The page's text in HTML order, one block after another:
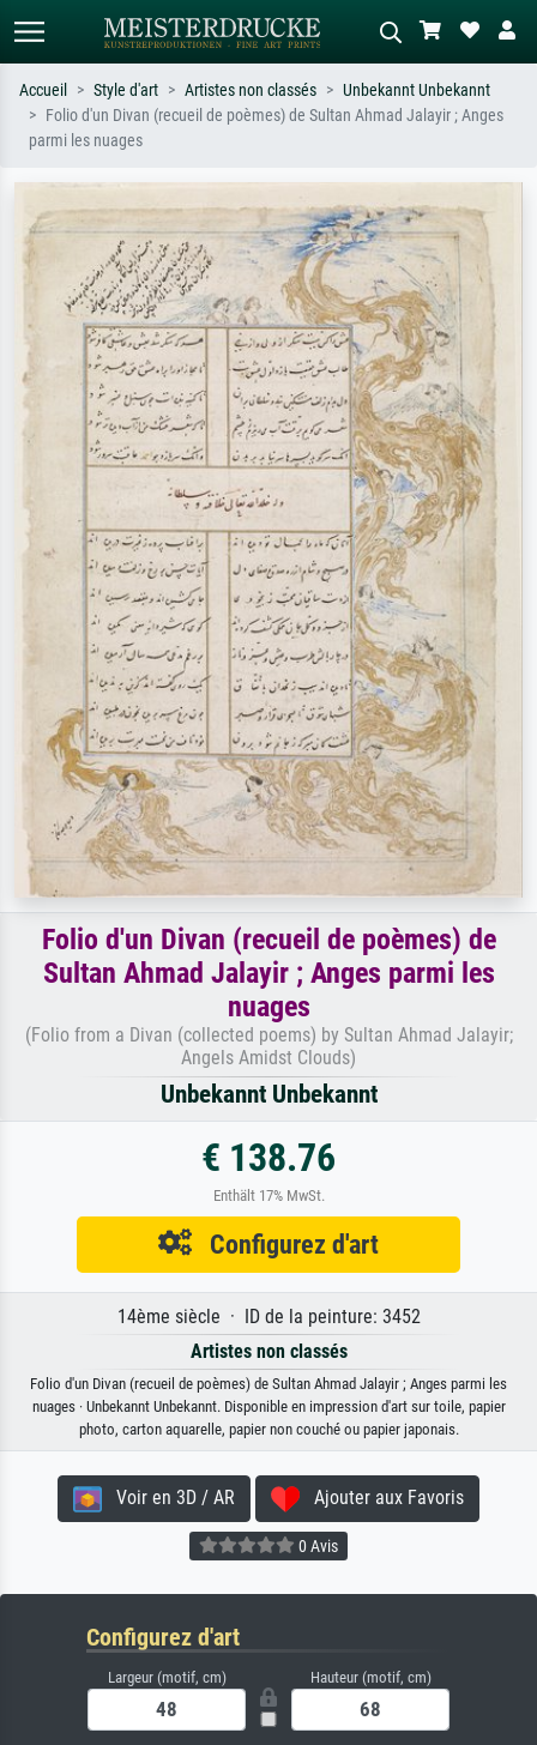
Recherche standard
impressionnisme, vague de Hokusai,
nu.
tableau sombre, nu debout près d'un
arbre.
Accueil Style d'art Artistes non classés
Unbekannt Unbekannt
Folio d'un Divan (recueil de poèmes) de Sultan Ahmad Jalayir ; Anges
parmi les nuages
Folio d'un Divan (recueil de poèmes) de
Sultan Ahmad Jalayir ; Anges parmi les
nuages
(Folio from a Divan (collected poems) by Sultan Ahmad Jalayir;
Angels Amidst Clouds)
Unbekannt Unbekannt
€ 138.76
Enthält 17% MwSt.
Configurez d'art
14ème siècle · ID de la peinture: 3452
Artistes non classés
Folio d'un Divan (recueil de poèmes) de Sultan Ahmad Jalayir ; Anges parmi les
nuages · Unbekannt Unbekannt. Disponible en impression d'art sur toile, papier
photo, carton aquarelle, papier non couché ou papier japonais.
Voir en 3D / AR Ajouter aux Favoris
0 Avis
Configurez d'art
Largeur (motif, cm) Hauteur (motif, cm)